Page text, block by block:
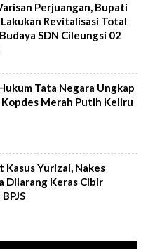
Perjuangan, Bupati
Revitalisasi Total
SDN Cileungsi 02
Tata Negara Ungkap
Merah Putih Keliru
Kasus Yurizal, Nakes
Dilarang Keras Cibir